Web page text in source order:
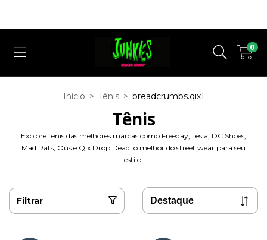
0
Início > Tênis > breadcrumbs.qix1
Tênis
Explore tênis das melhores marcas como Freeday, Tesla, DC Shoes,
Mad Rats, Ous e Qix Drop Dead, o melhor do street wear para seu
estilo.
Filtrar